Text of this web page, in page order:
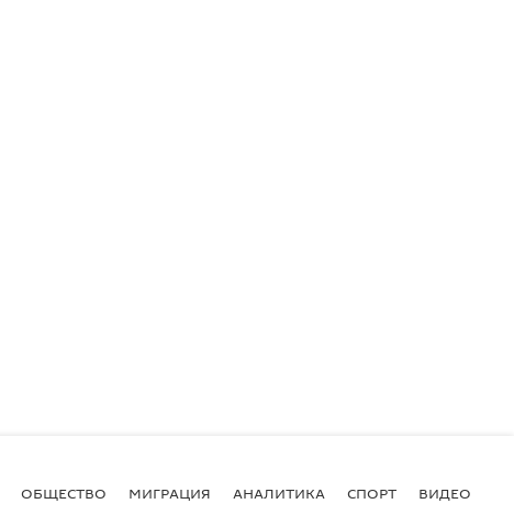
ОБЩЕСТВО МИГРАЦИЯ АНАЛИТИКА СПОРТ ВИДЕО